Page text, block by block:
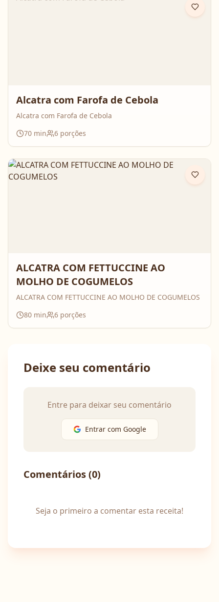
Alcatra com Farofa de Cebola
Alcatra com Farofa de Cebola
70 min 6 porções
ALCATRA COM FETTUCCINE AO
MOLHO DE COGUMELOS
ALCATRA COM FETTUCCINE AO MOLHO DE COGUMELOS
80 min 6 porções
Deixe seu comentário
Entre para deixar seu comentário
Entrar com Google
Comentários (0)
Seja o primeiro a comentar esta receita!